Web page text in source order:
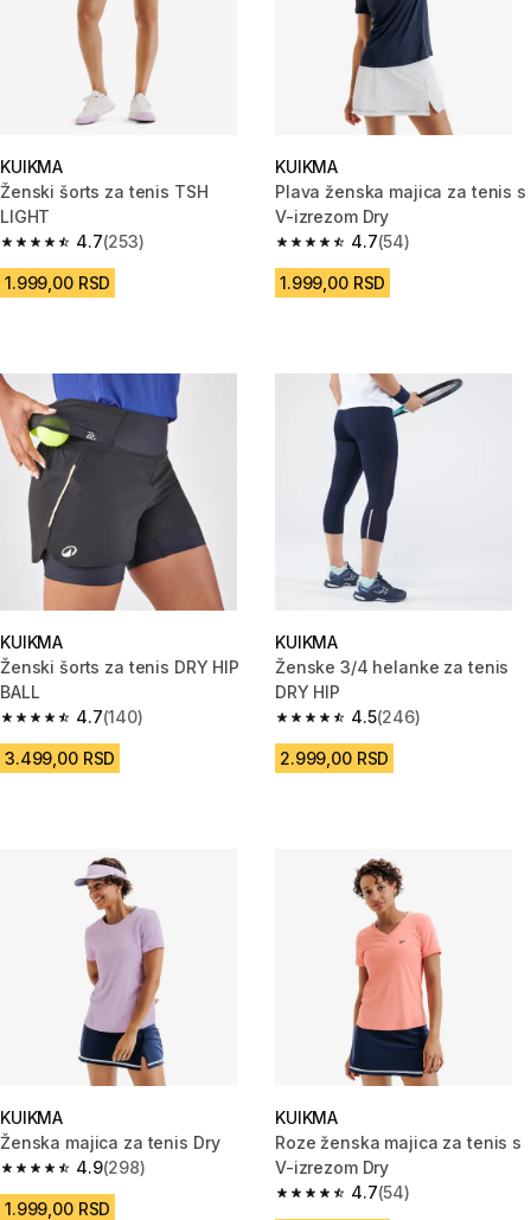
KUIKMA
Ženski šorts za tenis TSH
LIGHT
4.7
4.7 od 5 zvezdica from 253 Recenzije
(253)
1.999,00 RSD
KUIKMA
Plava ženska majica za tenis s
V-izrezom Dry
4.7
4.7 od 5 zvezdica from 54
(54)
1.999,00 RSD
KUIKMA
Ženski šorts za tenis DRY HIP
BALL
4.7
4.7 od 5 zvezdica from 140 Recenzije
(140)
3.499,00 RSD
KUIKMA
Ženske 3/4 helanke za tenis
DRY HIP
4.5
4.5 od 5 zvezdica from 246
(246)
2.999,00 RSD
KUIKMA
Ženska majica za tenis Dry
4.9
4.9 od 5 zvezdica from 298 Recenzije
(298)
1.999,00 RSD
KUIKMA
Roze ženska majica za tenis s
V-izrezom Dry
4.7
4.7 od 5 zvezdica from 54
(54)